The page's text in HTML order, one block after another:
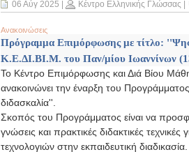
06 Αύγ 2025 Κέντρο Ελληνικής Γλώσσας
Ανακοινώσεις
Πρόγραμμα Επιμόρφωσης με τίτλο:
Κ.Ε.ΔΙ.ΒΙ.Μ. του Παν/μίου Ιωαννίνων
Το Κέντρο Επιμόρφωσης και Διά Βίου
ανακοινώνει την έναρξη του
διδασκαλία''.
Σκοπός του Προγράμματος είναι να
γνώσεις και πρακτικές διδακτικές
τεχνολογιών στην εκπαιδευτική